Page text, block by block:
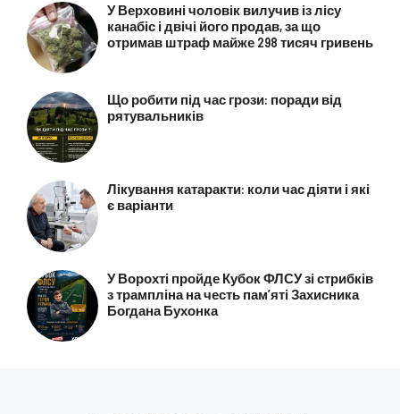
У Верховині чоловік вилучив із лісу
канабіс і двічі його продав, за що
отримав штраф майже 298 тисяч гривень
Що робити під час грози: поради від
рятувальників
Лікування катаракти: коли час діяти і які
є варіанти
У Ворохті пройде Кубок ФЛСУ зі стрибків
з трампліна на честь пам’яті Захисника
Богдана Бухонка